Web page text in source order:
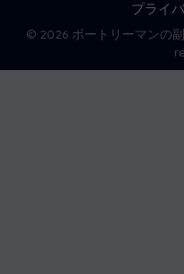
プライ
© 2026 ボートリーマンの